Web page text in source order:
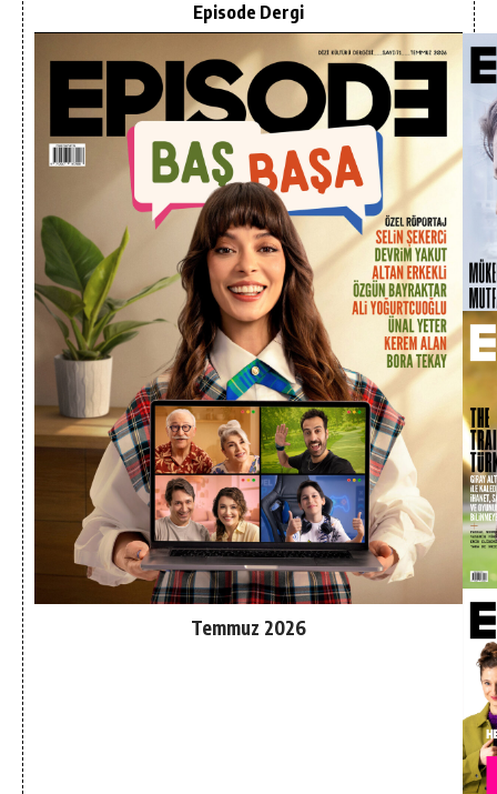
Episode Dergi
Temmuz 2026